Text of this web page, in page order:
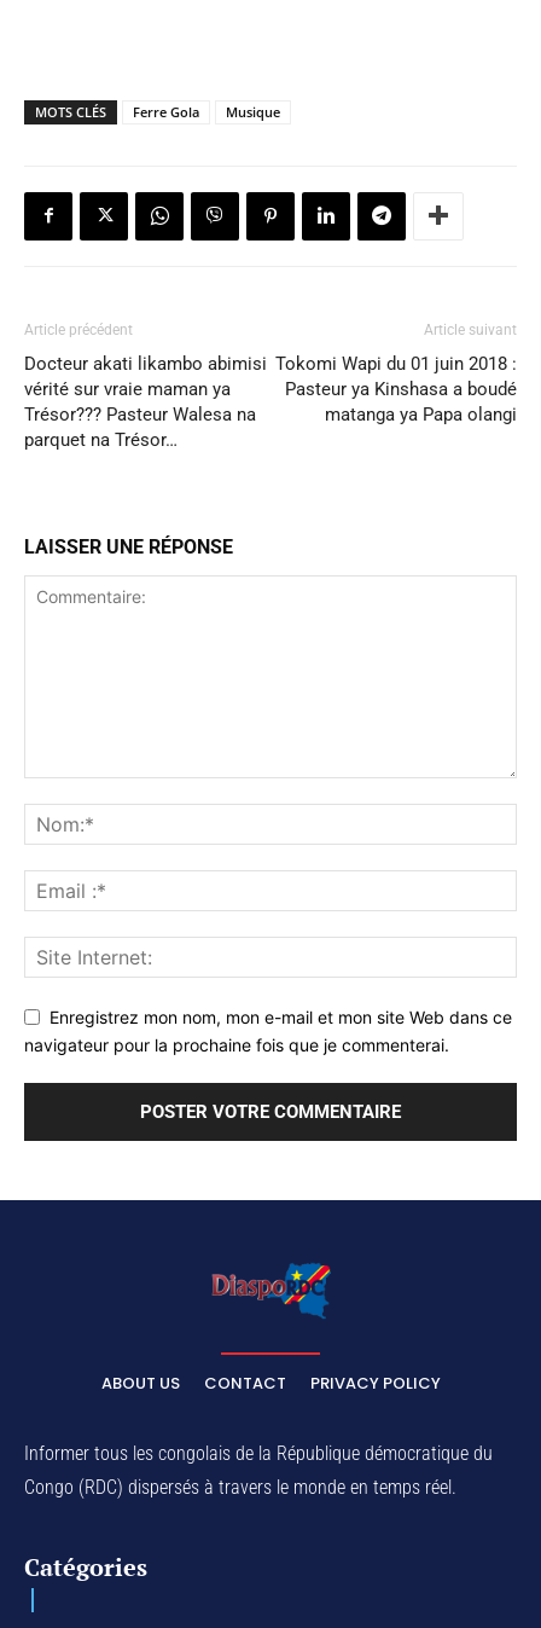
MOTS CLÉS Ferre Gola Musique
Article précédent
Docteur akati likambo abimisi
vérité sur vraie maman ya
Trésor??? Pasteur Walesa na
parquet na Trésor…
Article suivant
Tokomi Wapi du 01 juin 2018 :
Pasteur ya Kinshasa a boudé
matanga ya Papa olangi
LAISSER UNE RÉPONSE
Enregistrez mon nom, mon e-mail et mon site Web dans ce
navigateur pour la prochaine fois que je commenterai.
ABOUT US CONTACT PRIVACY POLICY
Informer tous les congolais de la République démocratique du
Congo (RDC) dispersés à travers le monde en temps réel.
Catégories